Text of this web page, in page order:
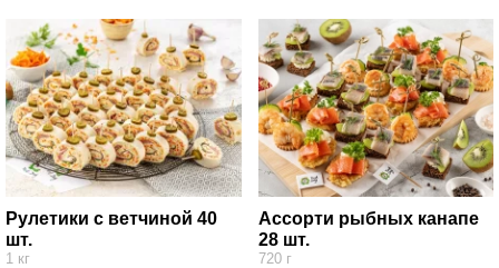
Рулетики с ветчиной 40
шт.
1 кг
Ассорти рыбных канапе
28 шт.
720 г